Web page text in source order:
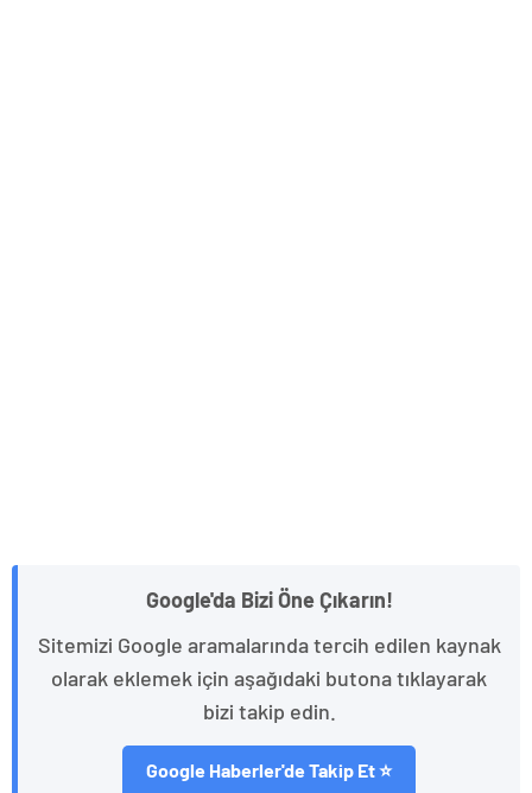
Google'da Bizi Öne Çıkarın!
Sitemizi Google aramalarında tercih edilen kaynak
olarak eklemek için aşağıdaki butona tıklayarak
bizi takip edin.
Google Haberler'de Takip Et ⭐